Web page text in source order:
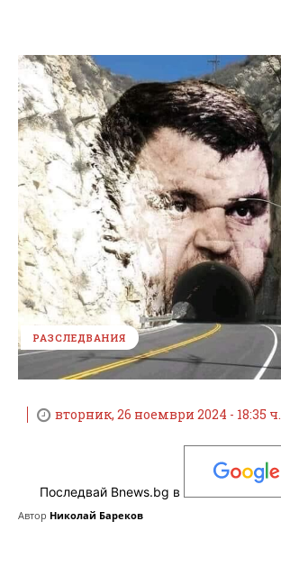
РАЗСЛЕДВАНИЯ
вторник, 26 ноември 2024 - 18:35 ч.
Последвай Bnews.bg в
Автор Николай Бареков